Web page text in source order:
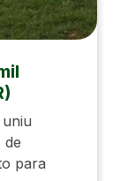
de
para